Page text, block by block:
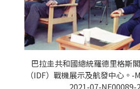
巴拉圭共和國總統羅德里格斯
（IDF）戰機展示及航發中心。-
2021-07-NE00089-